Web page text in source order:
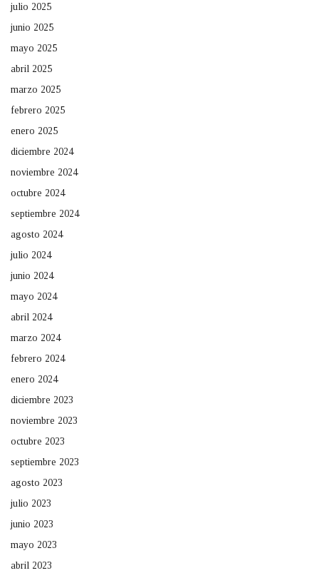
julio 2025
junio 2025
mayo 2025
abril 2025
marzo 2025
febrero 2025
enero 2025
diciembre 2024
noviembre 2024
octubre 2024
septiembre 2024
agosto 2024
julio 2024
junio 2024
mayo 2024
abril 2024
marzo 2024
febrero 2024
enero 2024
diciembre 2023
noviembre 2023
octubre 2023
septiembre 2023
agosto 2023
julio 2023
junio 2023
mayo 2023
abril 2023